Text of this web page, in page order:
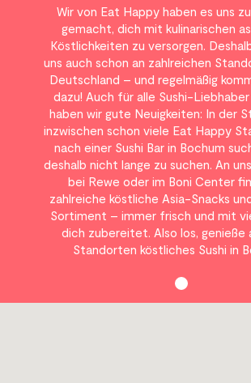
Wir von Eat Happy haben es uns
gemacht, dich mit kulinarischen
Köstlichkeiten zu versorgen.
uns auch schon an zahlreichen
Deutschland – und regelmäßig
dazu! Auch für alle Sushi-
haben wir gute Neuigkeiten: In der
inzwischen schon viele Eat Happy
nach einer Sushi Bar in Bochum
deshalb nicht lange zu suchen. An
bei Rewe oder im Boni Center
zahlreiche köstliche Asia-Snacks
Sortiment – immer frisch und mit
dich zubereitet. Also los, genieße
Standorten köstliches Sushi in